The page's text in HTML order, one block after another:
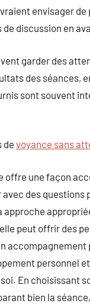
envisager de
discussion en
garder des
des séances,
sont souvent
de voyance sans
offre une façon
avec des questions
approche
peut offrir des
accompagnement
personnel
En choisissant
bien la